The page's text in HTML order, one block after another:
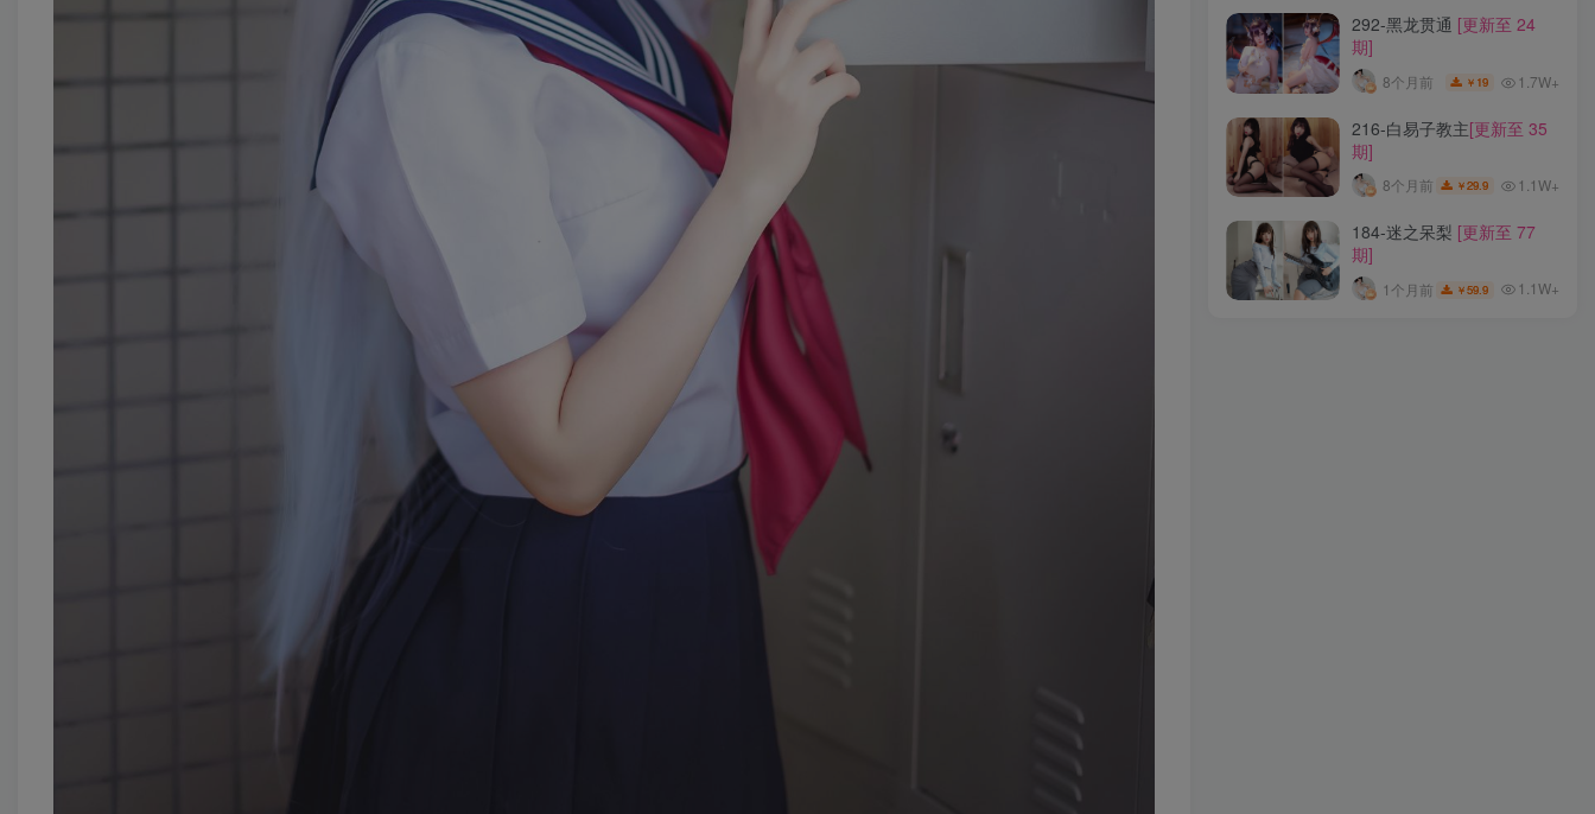
292-黑龙贯通 [更新至 24
期]
8个月前 ￥ 19 1.7W+
216-白易子教主[更新至 35
期]
8个月前 ￥29.9 1.1W+
184-迷之呆梨 [更新至 77
期]
1个月前 ￥59.9 1.1W+
至 42 期]
100 期]